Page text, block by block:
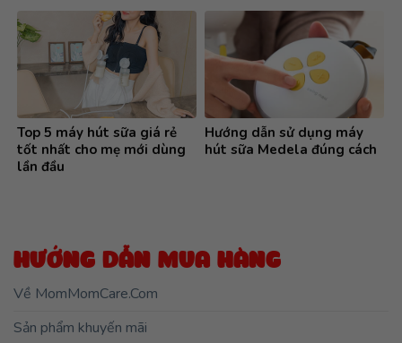
Top 5 máy hút sữa giá rẻ
tốt nhất cho mẹ mới dùng
lần đầu
Hướng dẫn sử dụng máy
hút sữa Medela đúng cách
HƯỚNG DẪN MUA HÀNG
Về MomMomCare.Com
Sản phẩm khuyến mãi